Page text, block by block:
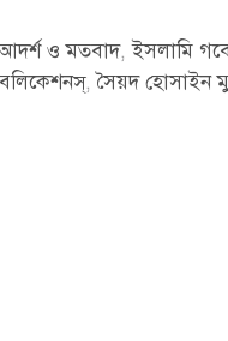
ও মতবাদ,ইসলামি
,সৈয়দ হোসাইন